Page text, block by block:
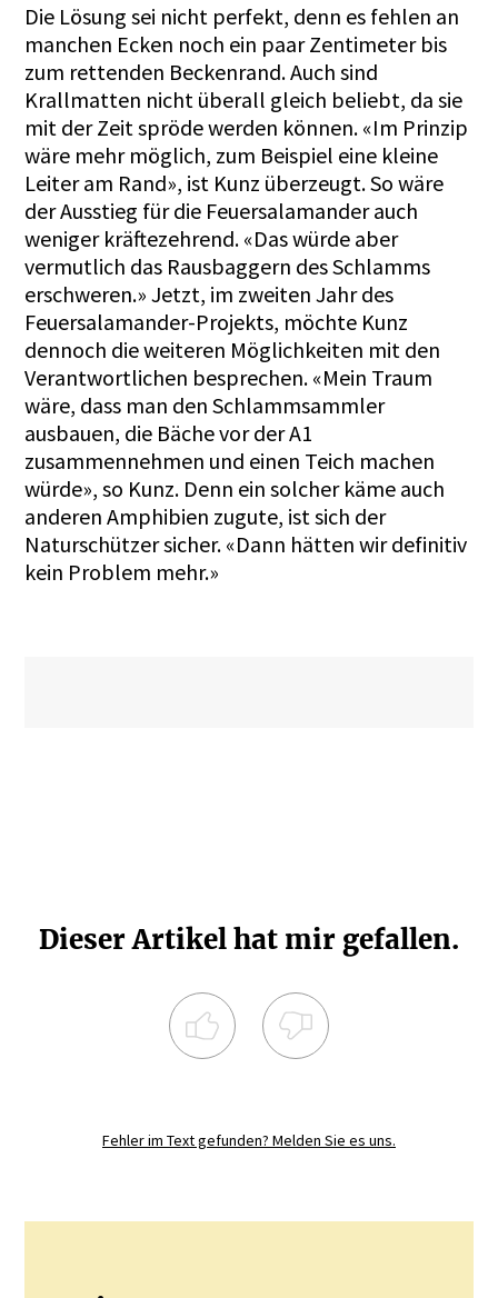
Die Lösung sei nicht perfekt, denn es fehlen an
manchen Ecken noch ein paar Zentimeter bis
zum rettenden Beckenrand. Auch sind
Krallmatten nicht überall gleich beliebt, da sie
mit der Zeit spröde werden können. «Im Prinzip
wäre mehr möglich, zum Beispiel eine kleine
Leiter am Rand», ist Kunz überzeugt. So wäre
der Ausstieg für die Feuersalamander auch
weniger kräftezehrend. «Das würde aber
vermutlich das Rausbaggern des Schlamms
erschweren.» Jetzt, im zweiten Jahr des
Feuersalamander-Projekts, möchte Kunz
dennoch die weiteren Möglichkeiten mit den
Verantwortlichen besprechen. «Mein Traum
wäre, dass man den Schlammsammler
ausbauen, die Bäche vor der A1
zusammennehmen und einen Teich machen
würde», so Kunz. Denn ein solcher käme auch
anderen Amphibien zugute, ist sich der
Naturschützer sicher. «Dann hätten wir definitiv
kein Problem mehr.»
Dieser Artikel hat mir gefallen.
Fehler im Text gefunden? Melden Sie es uns.